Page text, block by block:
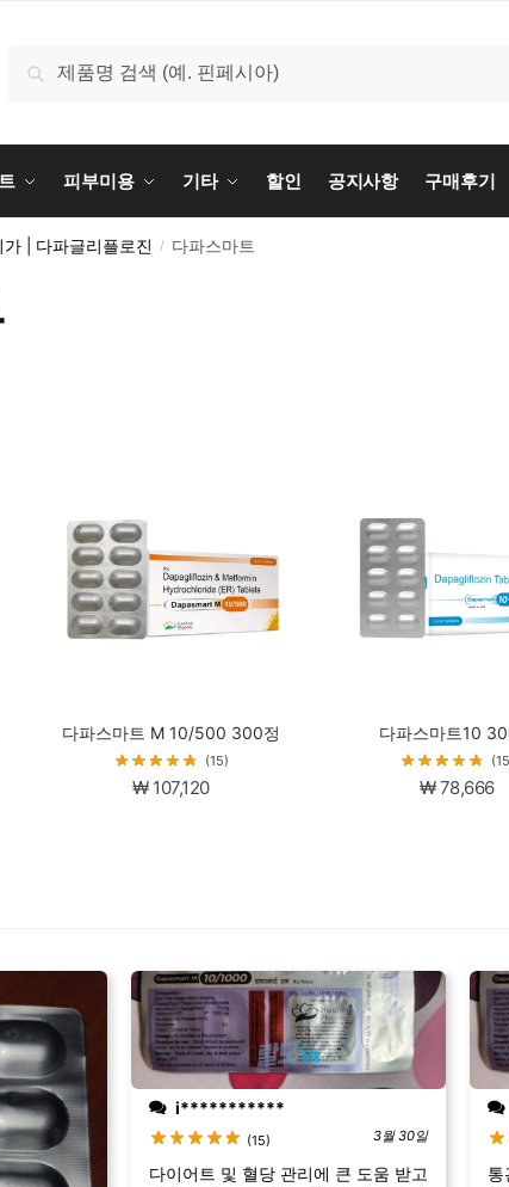
검색
피부미용 기타 할인 공지사항 구매후기
가 | 다파글리플로진 / 다파스마트
다파스마트 M 10/500 300정
(15)
₩107,120
다파스마트10
₩78,666
i***********
(15) 3월 30일
다이어트 및 혈당 관리에 큰 도움 받고
통